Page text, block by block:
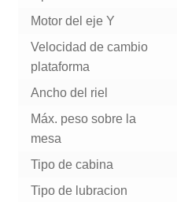
Motor del eje Y
Velocidad de cambio
plataforma
Ancho del riel
Máx. peso sobre la
mesa
Tipo de cabina
Tipo de lubracion